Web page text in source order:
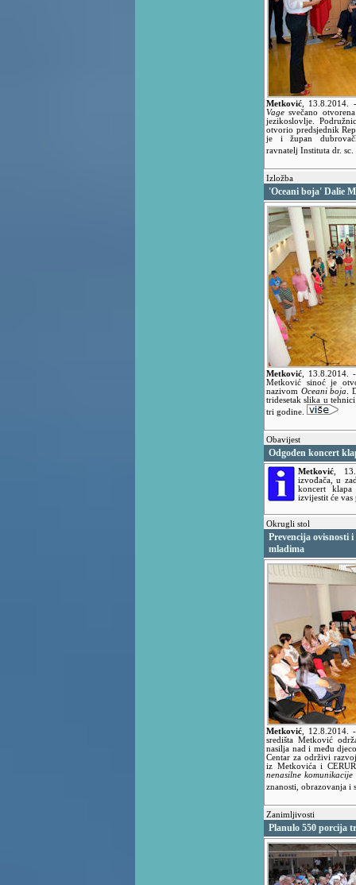
Metković 13.8.2014.
Vage svečano
jezikoslovlje.
otvorio predsjednik
je i župan
ravnatelj Instituta dr.
Izložba
'Oceani boja' Dalie
Metković 13.8.2014.
Metković sinoć je
nazivom Oceani boja
.
tridesetak slika u
tri godine.
Obavijest
Odgođen koncert
Metković
izvođača, u
koncert
izvijestit će vas
Okrugli stol
Prevencija ovisnosti
mladima
Metković 12.8.2014.
središta Metković
nasilja nad i među
Centar za održivi
iz Metkovića i
nenasilne komunikacije
znanosti, obrazovanja i
Zanimljivosti
Planulo 550 porcija